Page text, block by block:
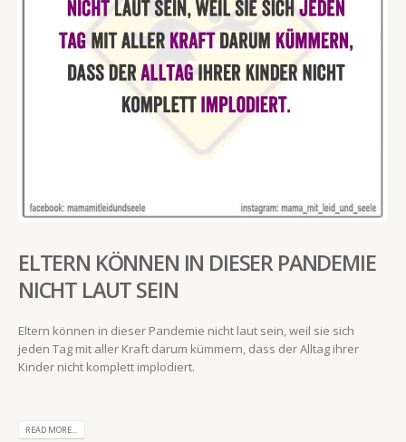
ELTERN KÖNNEN IN DIESER PANDEMIE
NICHT LAUT SEIN
Eltern können in dieser Pandemie nicht laut sein, weil sie sich
jeden Tag mit aller Kraft darum kümmern, dass der Alltag ihrer
Kinder nicht komplett implodiert.
READ MORE...